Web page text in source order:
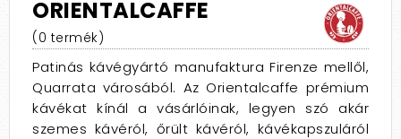
ORIENTALCAFFE
(0 termék)
Patinás kávégyártó manufaktura Firenze mellől,
Quarrata városából. Az Orientalcaffe prémium
kávékat kínál a vásárlóinak, legyen szó akár
szemes kávéról, őrült kávéról, kávékapszuláról